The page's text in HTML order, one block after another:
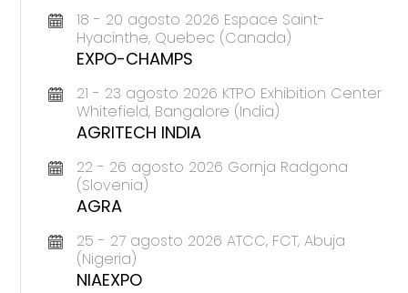
18 - 20 agosto 2026 Espace Saint-
Hyacinthe, Quebec (Canada)
EXPO-CHAMPS
21 - 23 agosto 2026 KTPO Exhibition Center
Whitefield, Bangalore (India)
AGRITECH INDIA
22 - 26 agosto 2026 Gornja Radgona
(Slovenia)
AGRA
25 - 27 agosto 2026 ATCC, FCT, Abuja
(Nigeria)
NIAEXPO